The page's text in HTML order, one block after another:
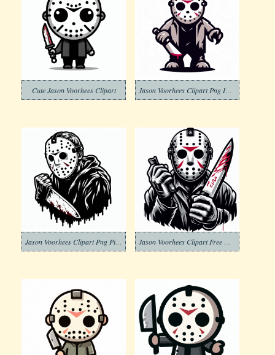
Cute Jason Voorhees Clipart Jason Voorhees Clipart Png Images
Jason Voorhees Clipart Png Picture